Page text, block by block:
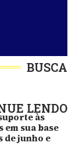
BUSCA
LENDO
às
sua base
de junho e